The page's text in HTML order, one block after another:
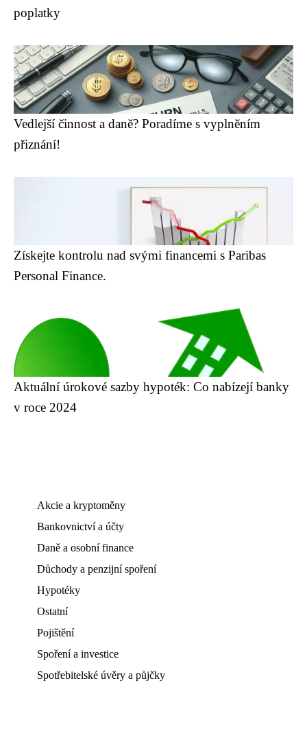
poplatky
Vedlejší činnost a daně? Poradíme s vyplněním
přiznání!
Získejte kontrolu nad svými financemi s Paribas
Personal Finance.
Aktuální úrokové sazby hypoték: Co nabízejí banky
v roce 2024
Akcie a kryptoměny
Bankovnictví a účty
Daně a osobní finance
Důchody a penzijní spoření
Hypotéky
Ostatní
Pojištění
Spoření a investice
Spotřebitelské úvěry a půjčky